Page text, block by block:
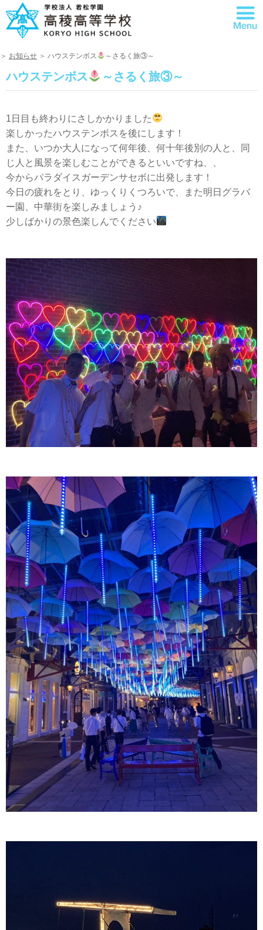
＞ お知らせ ＞ ハウステンボス ～さるく旅③～
ハウステンボス ～さるく旅③～
1日目も終わりにさしかかりました
楽しかったハウステンボスを後にします！
また、いつか大人になって何年後、何十年後別の人と、同
じ人と風景を楽しむことができるといいですね、、
今からパラダイスガーデンサセボに出発します！
今日の疲れをとり、ゆっくりくつろいで、また明日グラバ
ー園、中華街を楽しみましょう♪
少しばかりの景色楽しんでください